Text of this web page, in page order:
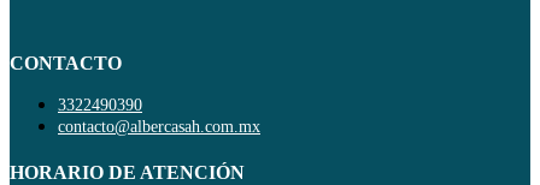
CONTACTO
3322490390
contacto@albercasah.com.mx
HORARIO DE ATENCIÓN